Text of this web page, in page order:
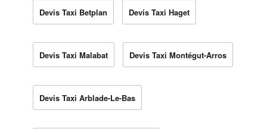
Devis Taxi Betplan Devis Taxi Haget
Devis Taxi Malabat Devis Taxi Montégut-Arros
Devis Taxi Arblade-Le-Bas